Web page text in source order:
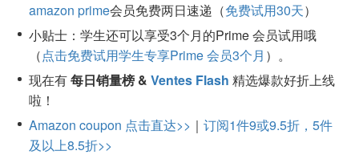
amazon prime会员免费两日速递（免费试用30天）
小贴士：学生还可以享受3个月的Prime 会员试用哦
（点击免费试用学生专享Prime 会员3个月 ）。
现在有每日销量榜 & Ventes Flash 精选爆款好折上线
啦！
Amazon coupon 点击直达>> ｜ 订阅1件9或9.5折，5件
及以上8.5折>>